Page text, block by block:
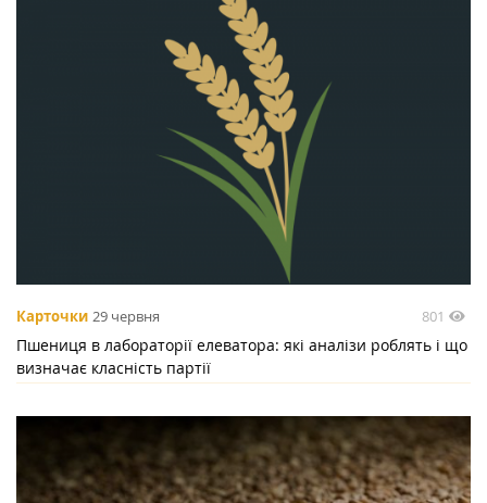
Карточки 29 червня 801
Пшениця в лабораторії елеватора: які аналізи роблять і що
визначає класність партії